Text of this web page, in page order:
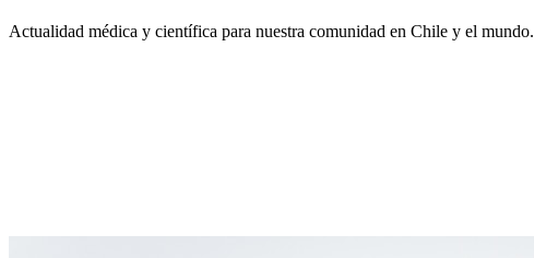
Actualidad médica y científica para nuestra comunidad en Chile y el mundo.